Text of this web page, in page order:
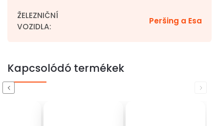
ŽELEZNIČNÍ
VOZIDLA:
Peršing a Esa
Kapcsolódó termékek
Previous Next